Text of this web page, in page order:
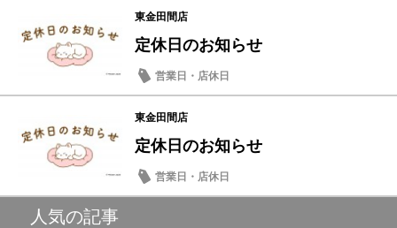
東金田間店
定休日のお知らせ
営業日・店休日
東金田間店
定休日のお知らせ
営業日・店休日
人気の記事